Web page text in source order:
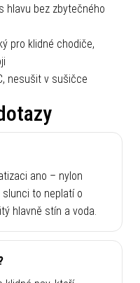
hlavu bez zbytečného
pro klidné chodiče,
nesušit v sušičce
ano – nylon
to neplatí o
hlavně stín a voda.